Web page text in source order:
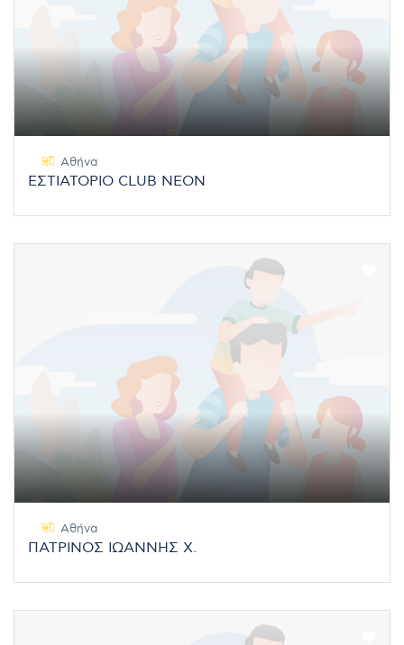
Αθήνα
ΕΣΤΙΑΤΟΡΙΟ CLUB NEON
Αθήνα
ΠΑΤΡΙΝΟΣ ΙΩΑΝΝΗΣ Χ.